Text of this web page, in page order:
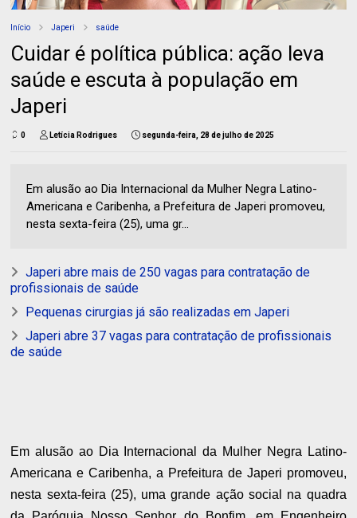
Início Japeri saúde
Cuidar é política pública: ação leva
saúde e escuta à população em
Japeri
0 Letícia Rodrigues segunda-feira, 28 de julho de 2025
Em alusão ao Dia Internacional da Mulher Negra Latino-
Americana e Caribenha, a Prefeitura de Japeri promoveu,
nesta sexta-feira (25), uma gr...
Japeri abre mais de 250 vagas para contratação de
profissionais de saúde
Pequenas cirurgias já são realizadas em Japeri
Japeri abre 37 vagas para contratação de profissionais
de saúde
Em alusão ao Dia Internacional da Mulher Negra Latino-
Americana e Caribenha, a Prefeitura de Japeri promoveu,
nesta sexta-feira (25), uma grande ação social na quadra